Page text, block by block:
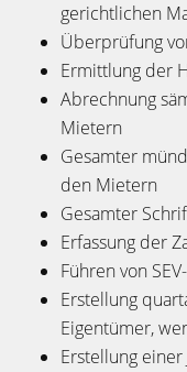
gerichtlichen
Überprüfung
Ermittlung der
Abrechnung
Mietern
Gesamter
den Mietern
Gesamter
Erfassung der
Führen von
Erstellung
Eigentümer,
Erstellung